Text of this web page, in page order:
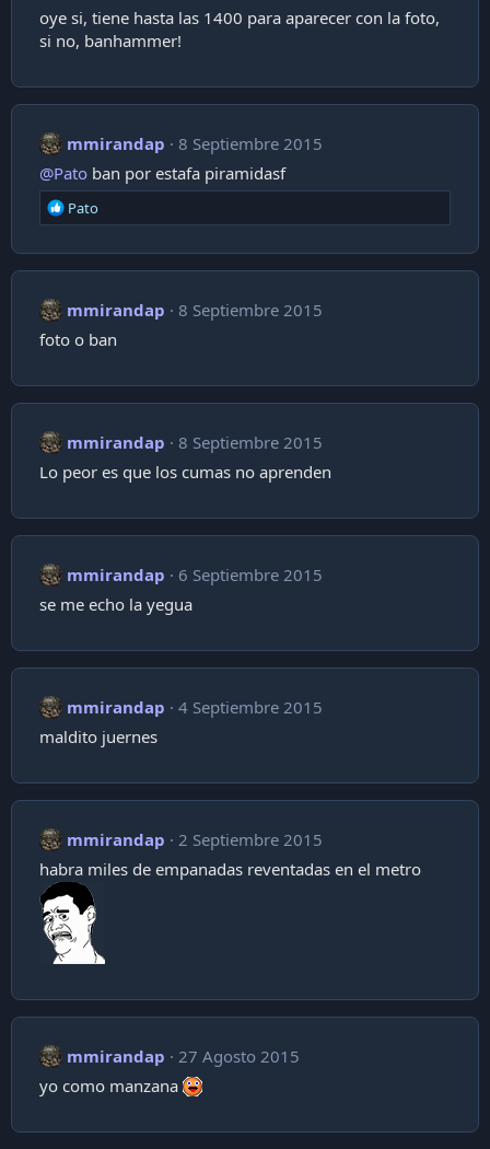
oye si, tiene hasta las 1400 para aparecer con la foto,
si no, banhammer!
mmirandap
8 Septiembre 2015
@Pato ban por estafa piramidasf
R
e
c
i
n
:
Pato
mmirandap
8 Septiembre 2015
foto o ban
mmirandap
8 Septiembre 2015
Lo peor es que los cumas no aprenden
mmirandap
6 Septiembre 2015
se me echo la yegua
mmirandap
4 Septiembre 2015
maldito juernes
mmirandap
2 Septiembre 2015
habra miles de empanadas reventadas en el metro
mmirandap
27 Agosto 2015
yo como manzana